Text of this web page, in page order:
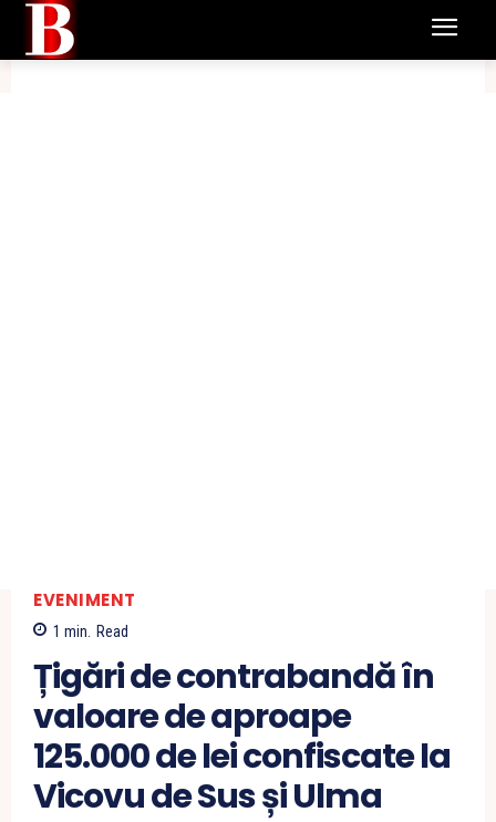
EVENIMENT
1 min. Read
Țigări de contrabandă în
valoare de aproape
125.000 de lei confiscate la
Vicovu de Sus și Ulma